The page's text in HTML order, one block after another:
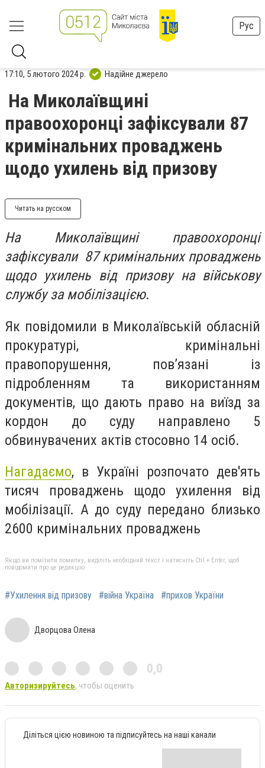
Рус
17:10, 5 лютого 2024 р. Надійне джерело
На Миколаївщині
правоохоронці зафіксували 87
кримінальних проваджень
щодо ухилень від призову
Читать на русском
На Миколаївщині правоохоронці
зафіксували 87 кримінальних проваджень
щодо ухилень від призову на військову
службу за мобілізацією.
Як повідомили в Миколаївській обласній
прокуратурі, кримінальні
правопорушення, пов’язані із
підробленням та використанням
документів, що дають право на виїзд за
кордон до суду направлено 5
обвинувачених актів стосовно 14 осіб.
Нагадаємо, в Україні розпочато дев'ять
тисяч проваджень щодо ухилення від
мобілізації. А до суду передано близько
2600 кримінальних проваджень
Якщо ви помітили помилку, виділіть необхідний текст і натисніть Ctrl + Enter, щоб
повідомити про це редакцію
#Ухилення від призову #війна Україна #прихов України
Дворцова Олена
0,0
Авторизируйтесь, чтобы оценить
Діліться цією новиною та підписуйтесь на наші канали